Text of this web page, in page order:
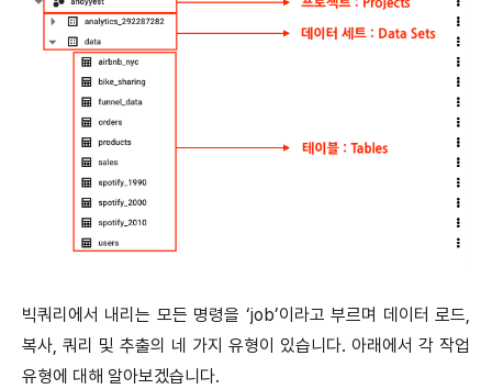
빅쿼리에서 내리는 모든 명령을 ‘job’이라고 부르며 데이터 로드,
복사, 쿼리 및 추출의 네 가지 유형이 있습니다. 아래에서 각 작업
유형에 대해 알아보겠습니다.